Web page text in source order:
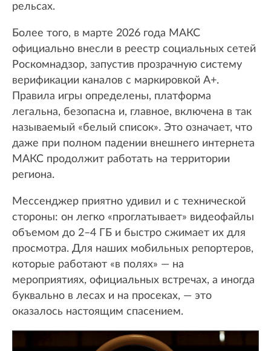
рельсах.
Более того, в марте 2026 года МАКС
официально внесли в реестр социальных сетей
Роскомнадзор, запустив прозрачную систему
верификации каналов с маркировкой А+.
Правила игры определены, платформа
легальна, безопасна и, главное, включена в так
называемый «белый список». Это означает, что
даже при полном падении внешнего интернета
МАКС продолжит работать на территории
региона.
Мессенджер приятно удивил и с технической
стороны: он легко «проглатывает» видеофайлы
объемом до 2–4 ГБ и быстро сжимает их для
просмотра. Для наших мобильных репортеров,
которые работают «в полях» — на
мероприятиях, официальных встречах, а иногда
буквально в лесах и на просеках, — это
оказалось настоящим спасением.